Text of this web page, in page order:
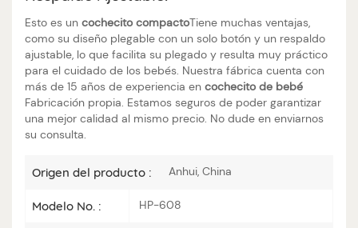
Esto es un cochecito compactoTiene muchas ventajas,
como su diseño plegable con un solo botón y un respaldo
ajustable, lo que facilita su plegado y resulta muy práctico
para el cuidado de los bebés. Nuestra fábrica cuenta con
más de 15 años de experiencia en cochecito de bebé
Fabricación propia. Estamos seguros de poder garantizar
una mejor calidad al mismo precio. No dude en enviarnos
su consulta.
Origen del producto : Anhui, China
Modelo No. : HP-608